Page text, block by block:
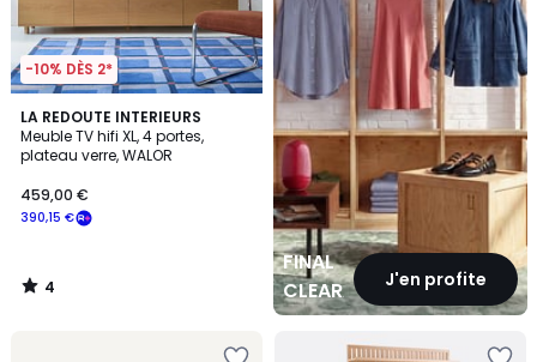
-10% DÈS 2*
LA REDOUTE INTERIEURS
Meuble TV hifi XL, 4 portes,
plateau verre, WALOR
390,15 €
459,00 €
4
/
5
4
/
FINAL
CLEARANCEJ'en profite